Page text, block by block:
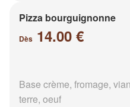
Pizza bourguignonne
Dès 14.00 €
Base crème, fromage,
terre, oeuf